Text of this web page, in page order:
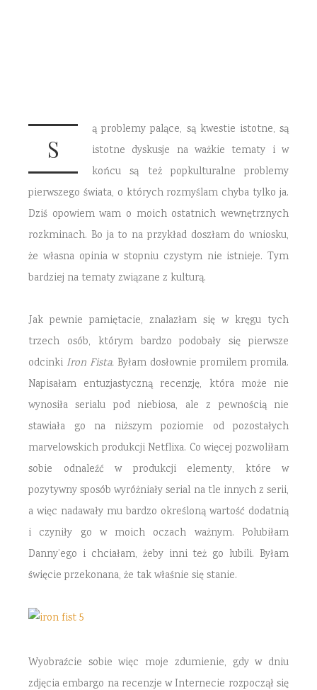
S
ą problemy palące, są kwestie istotne, są
istotne dyskusje na ważkie tematy i w
końcu są też popkulturalne problemy
pierwszego świata, o których rozmyślam chyba tylko ja.
Dziś opowiem wam o moich ostatnich wewnętrznych
rozkminach. Bo ja to na przykład doszłam do wniosku,
że własna opinia w stopniu czystym nie istnieje. Tym
bardziej na tematy związane z kulturą.
Jak pewnie pamiętacie, znalazłam się w kręgu tych
trzech osób, którym bardzo podobały się pierwsze
odcinki Iron Fista. Byłam dosłownie promilem promila.
Napisałam entuzjastyczną recenzję, która może nie
wynosiła serialu pod niebiosa, ale z pewnością nie
stawiała go na niższym poziomie od pozostałych
marvelowskich produkcji Netflixa. Co więcej pozwoliłam
sobie odnaleźć w produkcji elementy, które w
pozytywny sposób wyróżniały serial na tle innych z serii,
a więc nadawały mu bardzo określoną wartość dodatnią
i czyniły go w moich oczach ważnym. Polubiłam
Danny’ego i chciałam, żeby inni też go lubili. Byłam
święcie przekonana, że tak właśnie się stanie.
Wyobraźcie sobie więc moje zdumienie, gdy w dniu
zdjęcia embargo na recenzje w Internecie rozpoczął się